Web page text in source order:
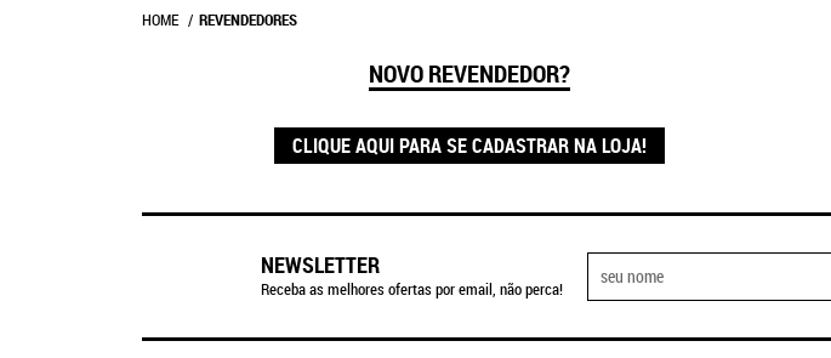
HOME REVENDEDORES
NOVO REVENDEDOR?
CLIQUE AQUI PARA SE CADASTRAR NA LOJA!
NEWSLETTER
Receba as melhores ofertas por email, não perca!